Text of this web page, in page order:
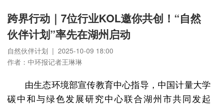
跨界行动｜7位行业KOL邀你共创！“自然
伙伴计划”率先在湖州启动
自然伙伴计划 | 2025-10-09 18:00
作者：中环报记者王琳琳
由生态环境部宣传教育中心指导，中国计量大学
碳中和与绿色发展研究中心联合湖州市共同发起